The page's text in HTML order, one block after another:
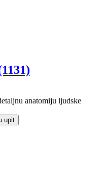
anatomiju ljudske
upit